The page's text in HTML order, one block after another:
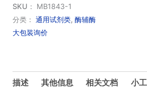
青/
树
脂
刃
SKU： MB1843-1
分类： 通用试剂类, 酶辅酶
大包装询价
描述 其他信息 相关文档 小